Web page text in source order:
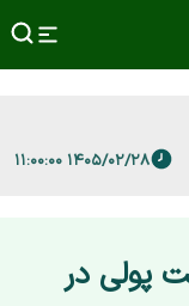
۱۴۰۵/۰۲/۲۸ ۱۱:۰۰:۰۰
پولی در